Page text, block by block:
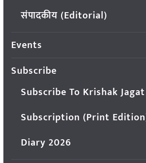
संपादकीय (Editorial)
Events
Subscribe
Subscribe To Krishak
Subscription (Print
Diary 2026